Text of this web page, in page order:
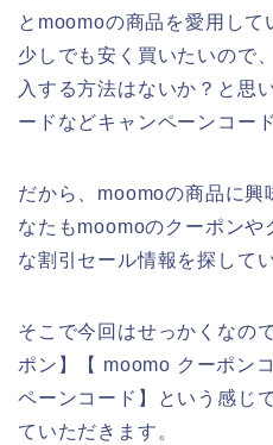
とmoomoの商品を愛用して
少しでも安く買いたいので
入する方法はないか？と思
ードなどキャンペーンコー
だから、moomoの商品に興
なたもmoomoのクーポン
な割引セール情報を探して
そこで今回はせっかくなの
ポン】【 moomo クーポン
ペーンコード】という感じ
ていただきます。